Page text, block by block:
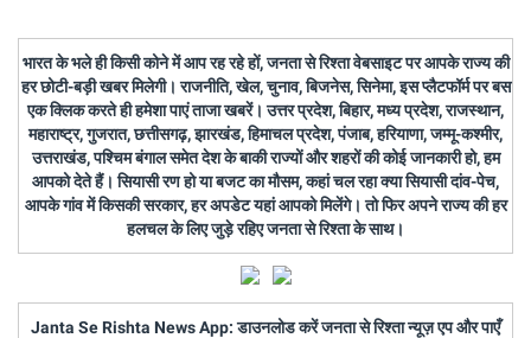
भारत के भले ही किसी कोने में आप रह रहे हों, जनता से रिश्ता वेबसाइट पर आपके राज्य की
हर छोटी-बड़ी खबर मिलेगी। राजनीति, खेल, चुनाव, बिजनेस, सिनेमा, इस प्लैटफॉर्म पर बस
एक क्लिक करते ही हमेशा पाएं ताजा खबरें। उत्तर प्रदेश, बिहार, मध्य प्रदेश, राजस्थान,
महाराष्ट्र, गुजरात, छत्तीसगढ़, झारखंड, हिमाचल प्रदेश, पंजाब, हरियाणा, जम्मू-कश्मीर,
उत्तराखंड, पश्चिम बंगाल समेत देश के बाकी राज्यों और शहरों की कोई जानकारी हो, हम
आपको देते हैं। सियासी रण हो या बजट का मौसम, कहां चल रहा क्या सियासी दांव-पेच,
आपके गांव में किसकी सरकार, हर अपडेट यहां आपको मिलेंगे। तो फिर अपने राज्य की हर
हलचल के लिए जुड़े रहिए जनता से रिश्ता के साथ।
Janta Se Rishta News App: डाउनलोड करें जनता से रिश्ता न्यूज़ एप और पाएँ